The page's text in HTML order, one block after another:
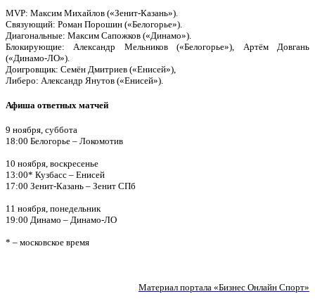
MVP: Максим Михайлов («Зенит-Казань»).
Связующий: Роман Порошин («Белогорье»).
Диагональные: Максим Сапожков («Динамо»).
Блокирующие: Александр Мельников («Белогорье»), Артём Довгань
(«Динамо-ЛО»).
Доигровщик: Семён Дмитриев («Енисей»),
Либеро: Александр Янутов («Енисей»).
Афиша ответных матчей
9 ноября, суббота
18:00 Белогорье – Локомотив
10 ноября, воскресенье
13:00* Кузбасс – Енисей
17:00 Зенит-Казань – Зенит СПб
11 ноября, понедельник
19:00 Динамо – Динамо-ЛО
* – московское время
Материал портала «Бизнес Онлайн Спорт»